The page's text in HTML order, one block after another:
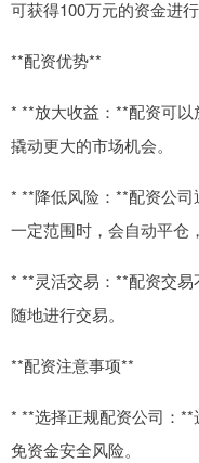
可获得100万元的资金进
**配资优势**
* **放大收益：**配资可
撬动更大的市场机会。
* **降低风险：**配资公
一定范围时，会自动平仓
* **灵活交易：**配资交
随地进行交易。
**配资注意事项**
* **选择正规配资公司：
免资金安全风险。